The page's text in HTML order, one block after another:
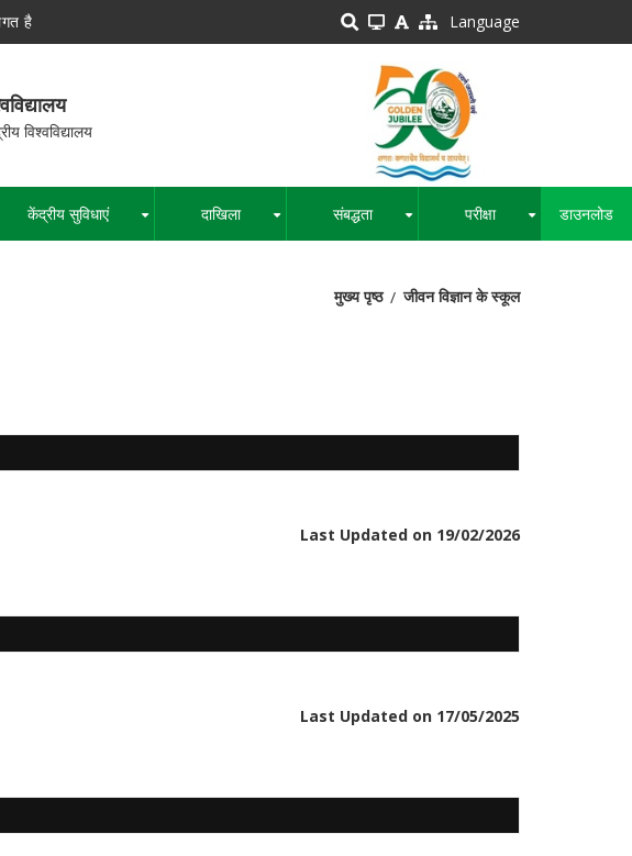
है Language
केंद्रीय सुविधाएं दाखिला संबद्धता परीक्षा डाउनलोड
मुख्य पृष्ठ जीवन विज्ञान के स्कूल
Last Updated on 19/02/2026
Last Updated on 17/05/2025